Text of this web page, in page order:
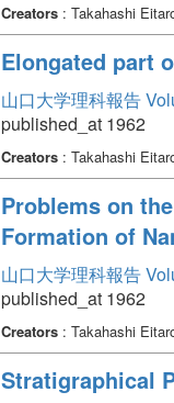
Creators: Takahashi
Elongated part
山口大学理科報告
published_at 1962
Creators: Takahashi
Problems on
Formation of
山口大学理科報告
published_at 1962
Creators: Takahashi
Stratigraphical